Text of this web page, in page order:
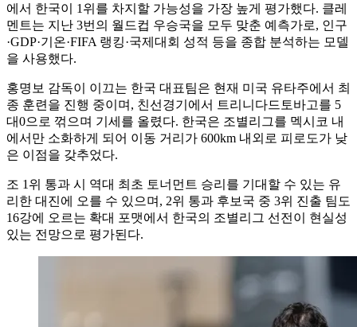
에서 한국이 1위를 차지할 가능성을 가장 높게 평가했다. 클레
멘트는 지난 3번의 월드컵 우승국을 모두 맞춘 예측가로, 인구
·GDP·기온·FIFA 랭킹·국제대회 성적 등을 종합 분석하는 모델
을 사용했다.
홍명보 감독이 이끄는 한국 대표팀은 현재 미국 유타주에서 최
종 훈련을 진행 중이며, 친선경기에서 트리니다드토바고를 5
대0으로 꺾으며 기세를 올렸다. 한국은 조별리그를 멕시코 내
에서만 소화하게 되어 이동 거리가 600km 내외로 피로도가 낮
은 이점을 갖추었다.
조 1위 통과 시 역대 최초 토너먼트 승리를 기대할 수 있는 유
리한 대진에 오를 수 있으며, 2위 통과 후보국 중 3위 진출 팀도
16강에 오르는 확대 포맷에서 한국의 조별리그 선전이 현실성
있는 전망으로 평가된다.